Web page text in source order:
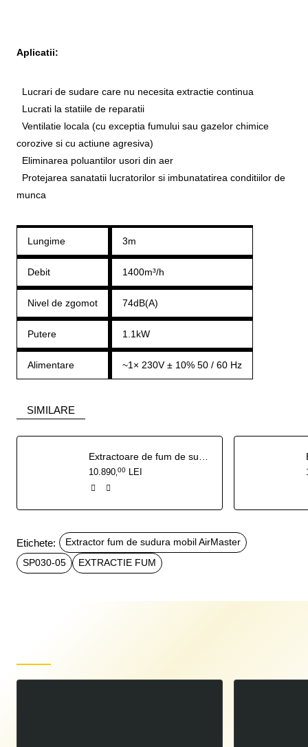
Aplicatii:
Lucrari de sudare care nu necesita extractie continua
Lucrati la statiile de reparatii
Ventilatie locala (cu exceptia fumului sau gazelor chimice
corozive si cu actiune agresiva)
Eliminarea poluantilor usori din aer
Protejarea sanatatii lucratorilor si imbunatatirea conditiilor de
munca
Lungime 3m
Debit 1400m³/h
Nivel de zgomot 74dB(A)
Putere 1.1kW
Alimentare ~1× 230V ± 10% 50 / 60 Hz
SIMILARE
Extractoare de fum de sudura AeroClean 1600 2-5m
10.890 00 LEI
Etichete:
Extractor fum de sudura mobil AirMaster
SP030-05
EXTRACTIE FUM